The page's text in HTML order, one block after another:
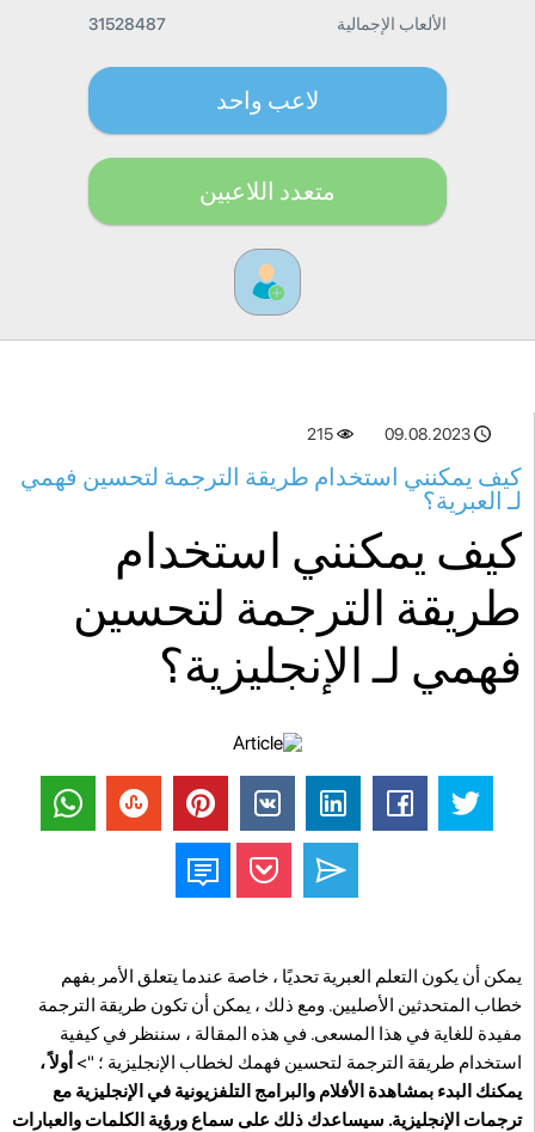
الألعاب الإجمالية 31528487
لاعب واحد
متعدد اللاعبين
09.08.2023
215
كيف يمكنني استخدام طريقة الترجمة لتحسين فهمي
لـ العبرية؟
كيف يمكنني استخدام
طريقة الترجمة لتحسين
فهمي لـ الإنجليزية؟
يمكن أن يكون التعلم العبرية تحديًا ، خاصة عندما يتعلق الأمر بفهم
خطاب المتحدثين الأصليين. ومع ذلك ، يمكن أن تكون طريقة الترجمة
مفيدة للغاية في هذا المسعى. في هذه المقالة ، سننظر في كيفية
استخدام طريقة الترجمة لتحسين فهمك لخطاب الإنجليزية ؛ "> أولاً ،
يمكنك البدء بمشاهدة الأفلام والبرامج التلفزيونية في الإنجليزية مع
ترجمات الإنجليزية. سيساعدك ذلك على سماع ورؤية الكلمات والعبارات